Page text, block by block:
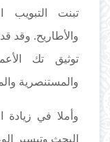
تبنت
والأطاريح. وقد
توثيق تك
والمستنصرية
وأملا في زيادة
البحث وتيسير